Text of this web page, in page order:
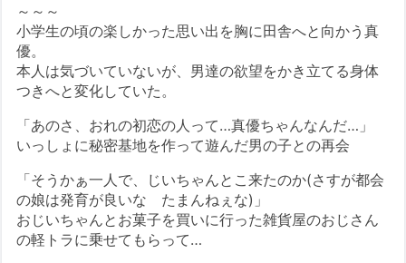
～～～
小学生の頃の楽しかった思い出を胸に田舎へと向かう真
優。
本人は気づいていないが、男達の欲望をかき立てる身体
つきへと変化していた。
「あのさ、おれの初恋の人って…真優ちゃんなんだ…」
いっしょに秘密基地を作って遊んだ男の子との再会
「そうかぁ一人で、じいちゃんとこ来たのか(さすが都会
の娘は発育が良いな たまんねぇな)」
おじいちゃんとお菓子を買いに行った雑貨屋のおじさん
の軽トラに乗せてもらって…